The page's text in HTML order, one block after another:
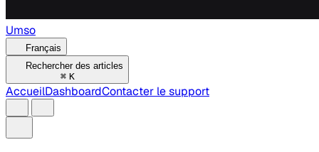
Umso
Français
Rechercher des articles
⌘ K
AccueilDashboardContacter le support